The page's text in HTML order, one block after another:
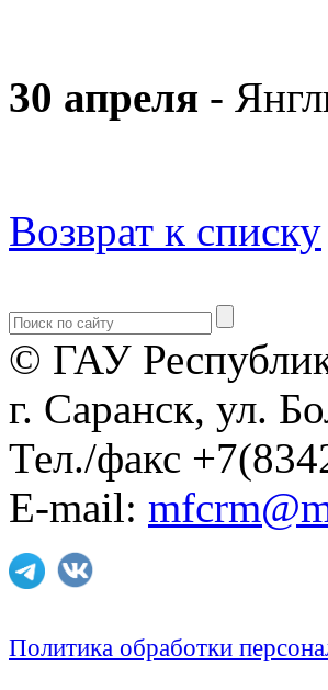
30 апреля -
Возврат к списку
© ГАУ
г. Саранск, ул.
Тел./факс
E-mail:
Политика обработки